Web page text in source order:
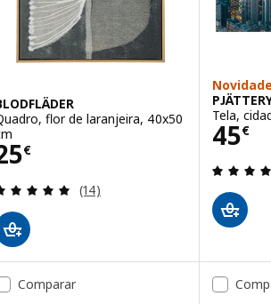
flor de laranjeira, 40x50
€ 25€
Avaliação: 4.9 fora de 5
(14)
Novidade
Tela,
45€
Comparar